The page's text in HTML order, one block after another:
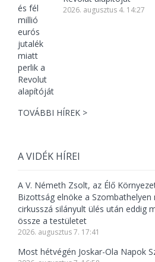
2026. augusztus 4. 14:27
TOVÁBBI HÍREK >
A VIDÉK HÍREI
A V. Németh Zsolt, az Élő
Bizottság elnöke a
cirkusszá silányult ülés után eddig
össze a testületet
2026. augusztus 7. 17:41
Most hétvégén Joskar-Ola Napok